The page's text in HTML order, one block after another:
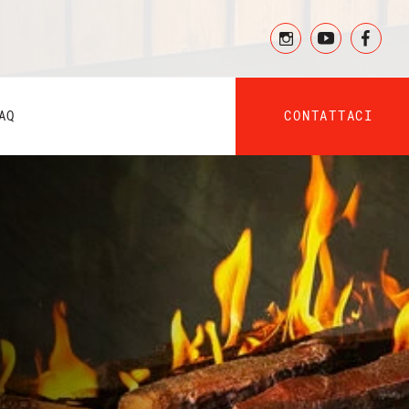
CONTATTACI